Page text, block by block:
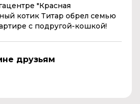
"Красная
котик Титар обрел семью
с подругой-кошкой!
друзьям